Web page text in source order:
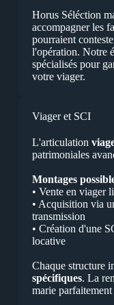
Horus Séléction
accompagner les
pourraient
l'opération. Notre
spécialisés pour
votre viager.
Viager et SCI
L'articulation
patrimoniales
Montages
• Vente en viager
• Acquisition via
transmission
• Création d'une
locative
Chaque structure
spécifiques. La
marie